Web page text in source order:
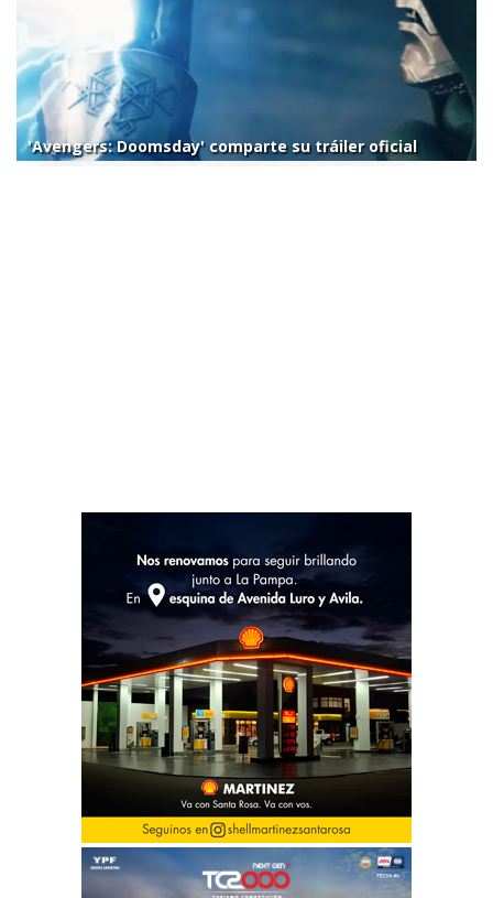
'Avengers: Doomsday' comparte su tráiler oficial